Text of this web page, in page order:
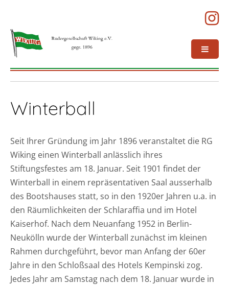
Winterball
Seit Ihrer Gründung im Jahr 1896 veranstaltet die RG
Wiking einen Winterball anlässlich ihres
Stiftungsfestes am 18. Januar. Seit 1901 findet der
Winterball in einem repräsentativen Saal ausserhalb
des Bootshauses statt, so in den 1920er Jahren u.a. in
den Räumlichkeiten der Schlaraffia und im Hotel
Kaiserhof. Nach dem Neuanfang 1952 in Berlin-
Neukölln wurde der Winterball zunächst im kleinen
Rahmen durchgeführt, bevor man Anfang der 60er
Jahre in den Schloßsaal des Hotels Kempinski zog.
Jedes Jahr am Samstag nach dem 18. Januar wurde in